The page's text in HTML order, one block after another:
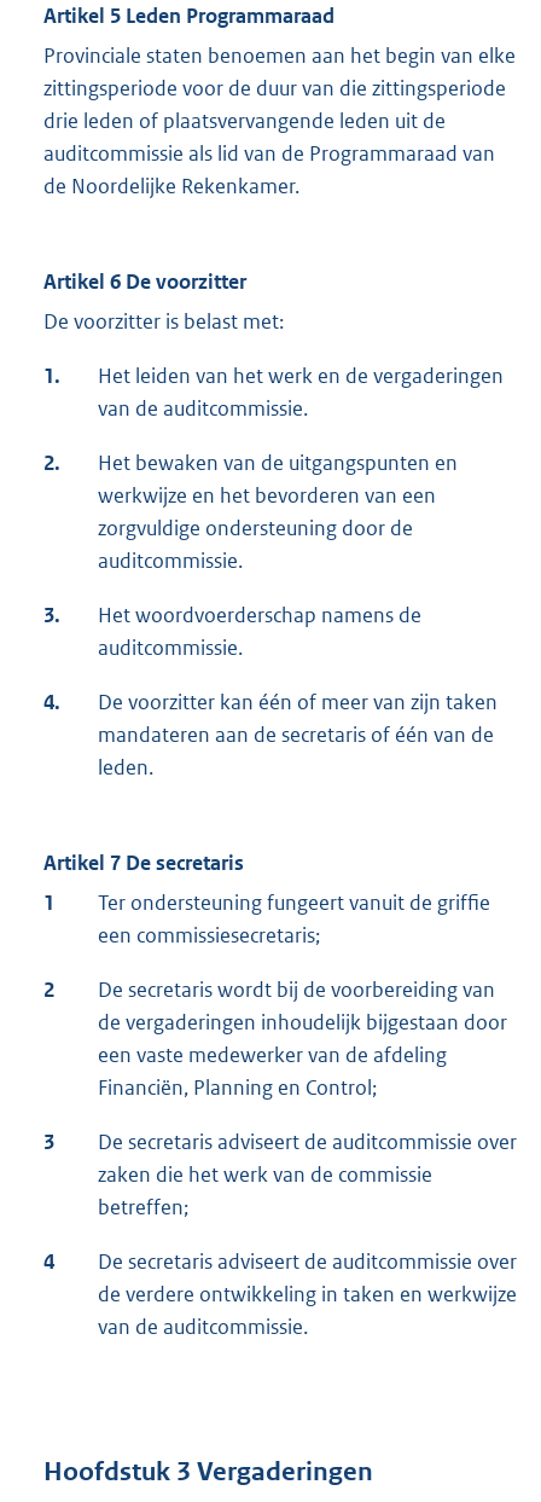
Artikel 5 Leden Programmaraad
Provinciale staten benoemen aan het begin van elke
zittingsperiode voor de duur van die zittingsperiode
drie leden of plaatsvervangende leden uit de
auditcommissie als lid van de Programmaraad van
de Noordelijke Rekenkamer.
Artikel 6 De voorzitter
De voorzitter is belast met:
1.
Het leiden van het werk en de vergaderingen
van de auditcommissie.
2.
Het bewaken van de uitgangspunten en
werkwijze en het bevorderen van een
zorgvuldige ondersteuning door de
auditcommissie.
3.
Het woordvoerderschap namens de
auditcommissie.
4.
De voorzitter kan één of meer van zijn taken
mandateren aan de secretaris of één van de
leden.
Artikel 7 De secretaris
1
Ter ondersteuning fungeert vanuit de griffie
een commissiesecretaris;
2
De secretaris wordt bij de voorbereiding van
de vergaderingen inhoudelijk bijgestaan door
een vaste medewerker van de afdeling
Financiën, Planning en Control;
3
De secretaris adviseert de auditcommissie over
zaken die het werk van de commissie
betreffen;
4
De secretaris adviseert de auditcommissie over
de verdere ontwikkeling in taken en werkwijze
van de auditcommissie.
Hoofdstuk 3 Vergaderingen